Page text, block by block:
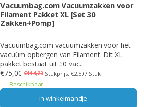
Vacuumbag.com Vacuumzakken voor
Filament Pakket XL [Set 30
Zakken+Pomp]
Vacuumbag.com vacuumzakken voor het
vacuüm opbergen van Filament. Dit XL
pakket bestaat uit 30 vac...
€75,00 €114,20 Stukprijs: €2,50 / Stuk
Beschikbaar
in winkelmandje